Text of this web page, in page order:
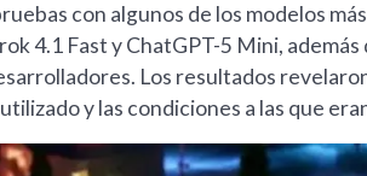
con algunos de los modelos
4.1 Fast y ChatGPT-5 Mini,
Los resultados
y las condiciones a las que